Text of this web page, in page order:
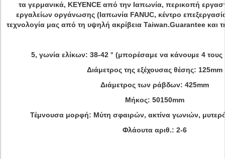
τα γερμανικά, KEYENCE από την Ιαπωνία, περικοπή
εργαλείων οργάνωσης (Ιαπωνία FANUC, κέντρο
τεχνολογία μας από τη υψηλή ακρίβεια Taiwan.Guarantee και
5, γωνία ελίκων: 38-42 ° (μπορέσαμε να κάνουμε 4 τους
Διάμετρος της εξέχουσας θέσης: 125mm
Διάμετρος των ράβδων: 425mm
Μήκος: 50150mm
Τέμνουσα μορφή: Μύτη σφαιρών, ακτίνα γωνιών,
Φλάουτα αριθ.: 2-6